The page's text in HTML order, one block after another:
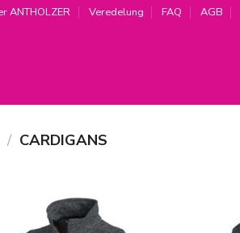
ANTHOLZER Veredelung FAQ AGB
/ CARDIGANS